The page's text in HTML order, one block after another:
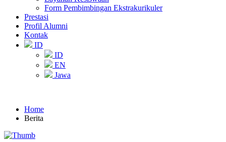
Form Pembimbingan Ekstrakurikuler
Prestasi
Profil Alumni
Kontak
ID
ID
EN
Jawa
Home
Berita